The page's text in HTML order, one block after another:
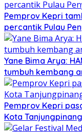
Pemprov Kepri
percantik Pulau
Yane Bima Arya:
tumbuh kembang
Pemprov Kepri
Kota Tanjungpinang